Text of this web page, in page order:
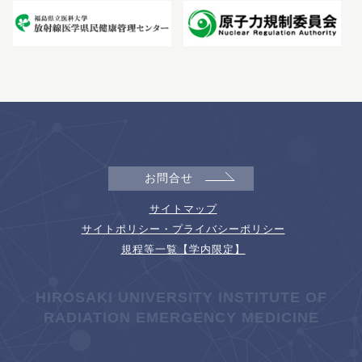
お問合せ
サイトマップ
サイトポリシー・プライバシーポリシー
規程等一覧【学内限定】
HIROSAKI UNIVERSITY INSTITUTE OF
RADIATION EMERGENCY MEDICINE